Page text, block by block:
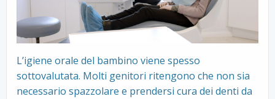
L’igiene orale del bambino viene spesso
sottovalutata. Molti genitori ritengono che non sia
necessario spazzolare e prendersi cura dei denti da